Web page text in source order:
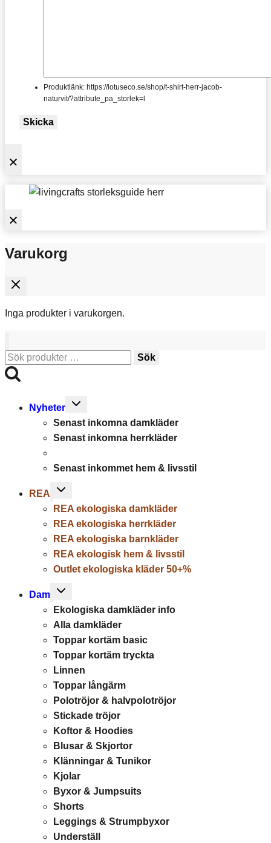
Produktlänk: https://lotuseco.se/shop/t-shirt-herr-jacob-
naturvit/?attribute_pa_storlek=l
Skicka
Varukorg
Inga produkter i varukorgen.
Sök
efter:
Sök
Nyheter
Toggle
menu
Senast inkomna damkläder
Senast inkomna herrkläder
Senast inkommet hem & livsstil
REA
Toggle
menu
REA ekologiska damkläder
REA ekologiska herrkläder
REA ekologiska barnkläder
REA ekologisk hem & livsstil
Outlet ekologiska kläder 50+%
Dam
Toggle
menu
Ekologiska damkläder info
Alla damkläder
Toppar kortäm basic
Toppar kortäm tryckta
Linnen
Toppar långärm
Polotröjor & halvpolotröjor
Stickade tröjor
Koftor & Hoodies
Blusar & Skjortor
Klänningar & Tunikor
Kjolar
Byxor & Jumpsuits
Shorts
Leggings & Strumpbyxor
Underställ